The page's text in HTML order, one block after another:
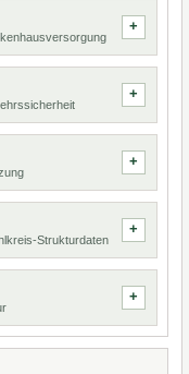
Strukturdaten